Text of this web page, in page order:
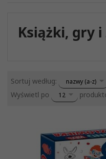
Książki, gry
Sortuj według: sortnazwy (a-z)
Wyświetl po pop12